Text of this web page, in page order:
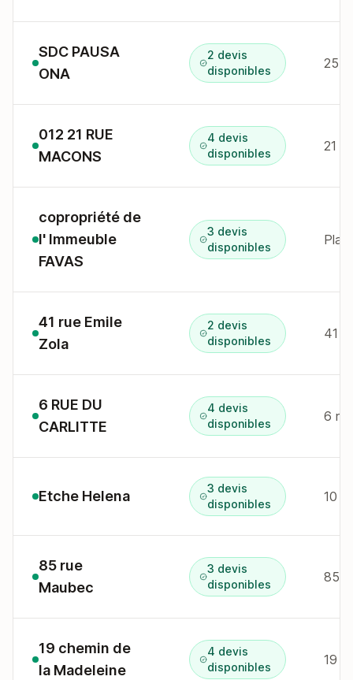
SDC PAUSA
ONA
2 devis
disponibles
25
012 21 RUE
MACONS
4 devis
disponibles
21 r
copropriété de
l' Immeuble
FAVAS
3 devis
disponibles
41 rue Emile
Zola
2 devis
disponibles
41
6 RUE DU
CARLITTE
4 devis
disponibles
6 r
Etche Helena
3 devis
disponibles
10
85 rue
Maubec
3 devis
disponibles
85
19 chemin de
la Madeleine
4 devis
disponibles
19